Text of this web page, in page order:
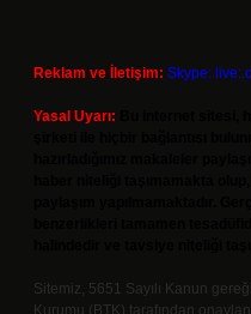
Reklam ve İletişim: Skype:
Yasal Uyarı:
Sitemiz, 5651 Sayılı Kanun
Kurumu (BTK) tarafından